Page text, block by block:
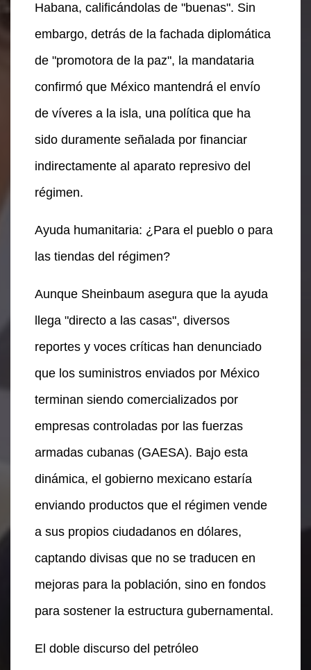
Habana, calificándolas de "buenas". Sin
embargo, detrás de la fachada diplomática
de "promotora de la paz", la mandataria
confirmó que México mantendrá el envío
de víveres a la isla, una política que ha
sido duramente señalada por financiar
indirectamente al aparato represivo del
régimen.
Ayuda humanitaria: ¿Para el pueblo o para
las tiendas del régimen?
Aunque Sheinbaum asegura que la ayuda
llega "directo a las casas", diversos
reportes y voces críticas han denunciado
que los suministros enviados por México
terminan siendo comercializados por
empresas controladas por las fuerzas
armadas cubanas (GAESA). Bajo esta
dinámica, el gobierno mexicano estaría
enviando productos que el régimen vende
a sus propios ciudadanos en dólares,
captando divisas que no se traducen en
mejoras para la población, sino en fondos
para sostener la estructura gubernamental.
El doble discurso del petróleo